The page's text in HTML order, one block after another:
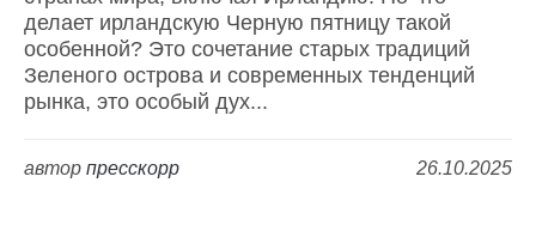
делает ирландскую Черную пятницу такой
особенной? Это сочетание старых традиций
Зеленого острова и современных тенденций
рынка, это особый дух...
26.10.2025
автор пресскорр